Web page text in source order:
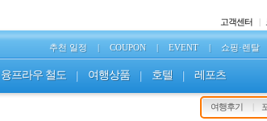
고객센터
추천 일정 | COUPON | EVENT | 쇼핑·렌탈
융프라우 철도 | 여행상품 | 호텔 | 레포츠
여행후기